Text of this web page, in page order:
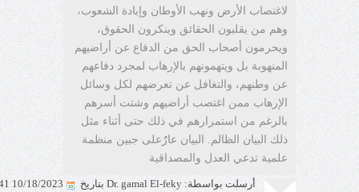
لاغتصاب الأرض ونهب الأوطان وإبادة الشعوب،
وهم من يقلبون الحقائق وينكرون الحقوق،
ويحرمون أصحاب الحق من الدفاع عن أراضيهم
المنهوبة بل ويتهمونهم بالإرهاب لمجرد دفاعهم
عن وطنهم، والتغافل عن تعرضهم لكل وسائل
الإرهاب ممن اغتصب أراضيهم وشتت أسرهم
بالرغم من استمرارهم في ذلك حتى أثناء مثل
ذلك البيان الظالم. البيان عارُُعلى جبين منظمة
علمية تدعي العدل والمصداقية
أرسلت بواسطة: Dr. gamal El-feky بتاريخ 10/18/2023 7:38:41 AM